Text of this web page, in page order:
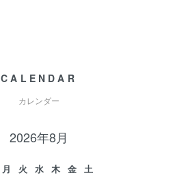
CALENDAR
カレンダー
2026年8月
月 火 水 木 金
土